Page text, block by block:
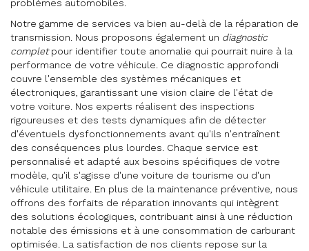
problèmes automobiles.
Notre gamme de services va bien au-delà de la réparation de
transmission. Nous proposons également un diagnostic
completpour identifier toute anomalie qui pourrait nuire à la
performance de votre véhicule. Ce diagnostic approfondi
couvre l'ensemble des systèmes mécaniques et
électroniques, garantissant une vision claire de l'état de
votre voiture. Nos experts réalisent des inspections
rigoureuses et des tests dynamiques afin de détecter
d'éventuels dysfonctionnements avant qu'ils n'entraînent
des conséquences plus lourdes. Chaque service est
personnalisé et adapté aux besoins spécifiques de votre
modèle, qu'il s'agisse d'une voiture de tourisme ou d'un
véhicule utilitaire. En plus de la maintenance préventive, nous
offrons des forfaits de réparation innovants qui intègrent
des solutions écologiques, contribuant ainsi à une réduction
notable des émissions et à une consommation de carburant
optimisée. La satisfaction de nos clients repose sur la